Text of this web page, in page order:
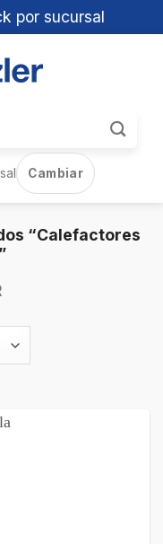
por sucursal
Cambiar
“Calefactores